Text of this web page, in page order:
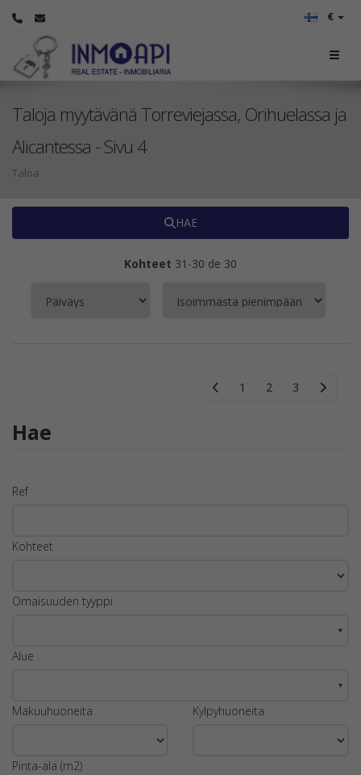
€
Taloja myytävänä Torreviejassa, Orihuelassa ja
Alicantessa - Sivu 4
Taloa
HAE
Kohteet 31-30 de 30
1 2 3
Hae
Ref
Kohteet
Omaisuuden tyyppi
▼
Alue
▼
Makuuhuoneita Kylpyhuoneita
Pinta-ala (m2)